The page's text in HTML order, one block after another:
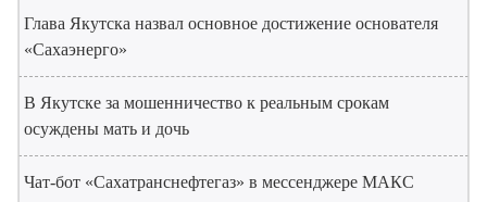
Глава Якутска назвал основное достижение основателя
«Сахаэнерго»
В Якутске за мошенничество к реальным срокам
осуждены мать и дочь
Чат-бот «Сахатранснефтегаз» в мессенджере МАКС